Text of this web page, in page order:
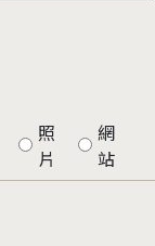
照
片
網
站